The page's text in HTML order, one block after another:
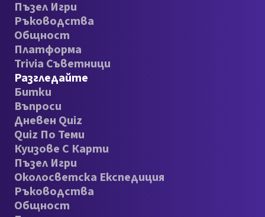
Пъзел Игри
Ръководства
Общност
Платформа
Trivia Съветници
Разгледайте
Битки
Въпроси
Дневен Quiz
Quiz По Теми
Куизове С Карти
Пъзел Игри
Околосветска Експедиция
Ръководства
Общност